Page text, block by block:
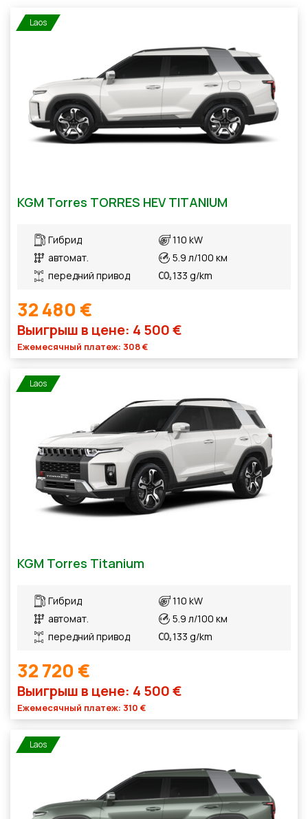
Складские предложения
Laos
KGM Torres TORRES HEV TITANIUM
Гибрид
автомат.
передний привод
110 kW
5.9 л/100 км
133 g/km
32 480 €
Выигрыш в цене: 4 500 €
Ежемесячный платеж: 308 €
Laos
KGM Torres Titanium
Гибрид
автомат.
передний привод
110 kW
5.9 л/100 км
133 g/km
32 720 €
Выигрыш в цене: 4 500 €
Ежемесячный платеж: 310 €
Laos